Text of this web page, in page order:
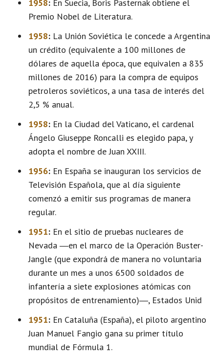
1958: En Suecia, Boris Pasternak obtiene el
Premio Nobel de Literatura.
1958: La Unión Soviética le concede a Argentina
un crédito (equivalente a 100 millones de
dólares de aquella época, que equivalen a 835
millones de 2016) para la compra de equipos
petroleros soviéticos, a una tasa de interés del
2,5 % anual.
1958: En la Ciudad del Vaticano, el cardenal
Ángelo Giuseppe Roncalli es elegido papa, y
adopta el nombre de Juan XXIII.
1956: En España se inauguran los servicios de
Televisión Española, que al día siguiente
comenzó a emitir sus programas de manera
regular.
1951: En el sitio de pruebas nucleares de
Nevada ―en el marco de la Operación Buster-
Jangle (que expondrá de manera no voluntaria
durante un mes a unos 6500 soldados de
infantería a siete explosiones atómicas con
propósitos de entrenamiento)―, Estados Unid
1951: En Cataluña (España), el piloto argentino
Juan Manuel Fangio gana su primer título
mundial de Fórmula 1.